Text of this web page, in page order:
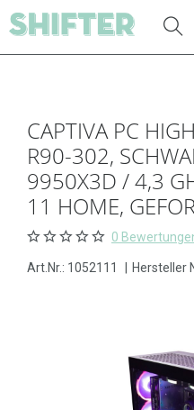
CAPTIVA PC
R90-302,
9950X3D / 4,3
11 HOME,
0
Art.Nr.: 1052111 Hersteller